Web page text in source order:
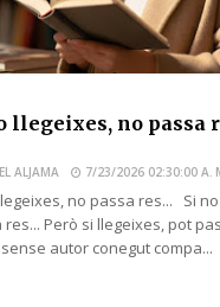
llegeixes, no passa
ALJAMA 7/23/2026 02:30:00 A.
no passa res... Si
res... Però si llegeixes, pot
autor conegut compa...